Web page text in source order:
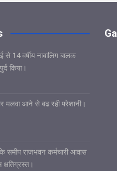
से 14 वर्षीय नाबालिग बालक
किया।
मलवा आने से बढ रही परेशानी।
समीप राजभवन कर्मचारी आवास